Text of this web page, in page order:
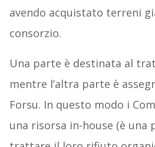
avendo acquistato terreni
consorzio.
Una parte è destinata al
mentre l’altra parte è
Forsu. In questo modo i
una risorsa in-house (è una